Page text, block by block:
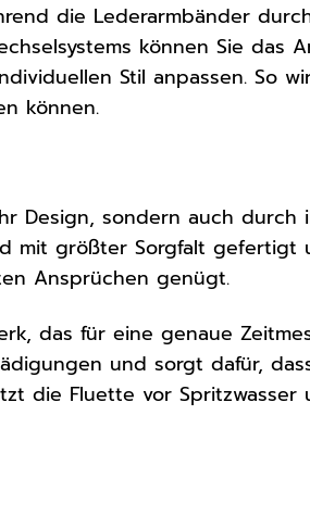
die Lederarmbänder
können Sie das
Stil anpassen. So
können.
Design, sondern auch durch
mit größter Sorgfalt
Ansprüchen genügt.
das für eine genaue
und sorgt dafür,
die Fluette vor